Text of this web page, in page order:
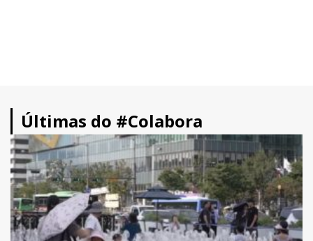
Últimas do #Colabora